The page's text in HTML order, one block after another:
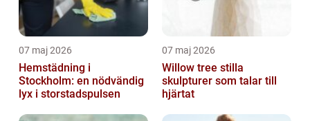
07 maj 2026
Hemstädning i
Stockholm: en nödvändig
lyx i storstadspulsen
07 maj 2026
Willow tree stilla
skulpturer som talar till
hjärtat